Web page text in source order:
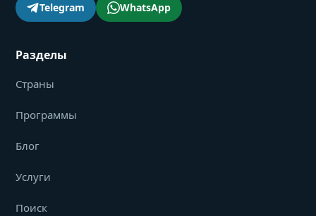
Telegram WhatsApp
Разделы
Страны
Программы
Блог
Услуги
Поиск